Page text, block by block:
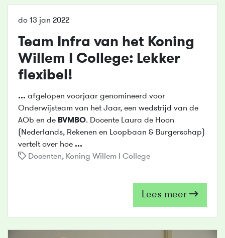
do 13 jan 2022
Team Infra van het Koning
Willem I College: Lekker
flexibel!
... afgelopen voorjaar genomineerd voor
Onderwijsteam van het Jaar, een wedstrijd van de
AOb en de BVMBO. Docente Laura de Hoon
(Nederlands, Rekenen en Loopbaan & Burgerschap)
vertelt over hoe ...
Docenten, Koning Willem I College
Lees meer